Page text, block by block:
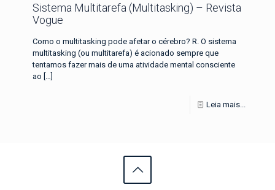
Sistema Multitarefa (Multitasking) – Revista
Vogue
Como o multitasking pode afetar o cérebro? R. O sistema
multitasking (ou multitarefa) é acionado sempre que
tentamos fazer mais de uma atividade mental consciente
ao […]
Leia mais...